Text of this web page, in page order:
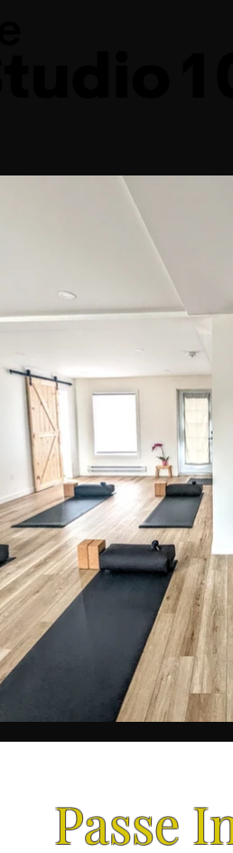
Passe